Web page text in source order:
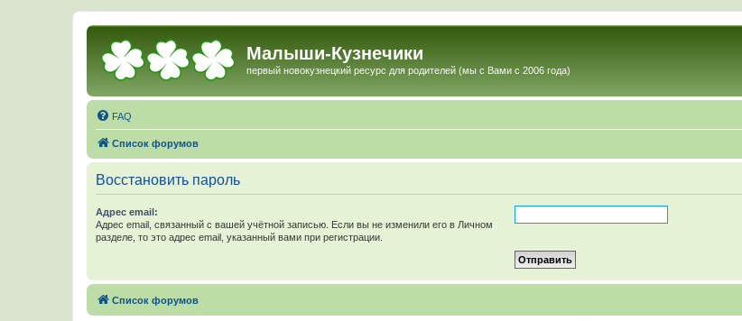
Малыши-Кузнечики
первый новокузнецкий ресурс для родителей (мы с Вами с 2006 года)
FAQ
Список форумов
Восстановить пароль
Адрес email:
Адрес email, связанный с вашей учётной записью. Если вы не изменили его в Личном
разделе, то это адрес email, указанный вами при регистрации.
Список форумов